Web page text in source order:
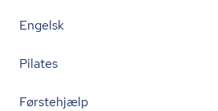
Engelsk
Pilates
Førstehjælp